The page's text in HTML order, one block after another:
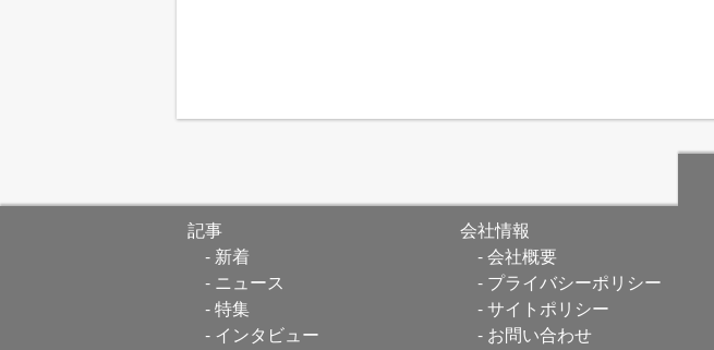
記事
新着
ニュース
特集
インタビュー
会社情報
会社概要
プライバシーポリシー
サイトポリシー
お問い合わせ